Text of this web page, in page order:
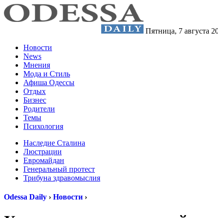
Пятница, 7 августа
Новости
News
Мнения
Мода и Стиль
Афиша Одессы
Отдых
Бизнес
Родители
Темы
Психология
Наследие Сталина
Люстрации
Евромайдан
Генеральный протест
Трибуна здравомыслия
Odessa Daily › Новости ›